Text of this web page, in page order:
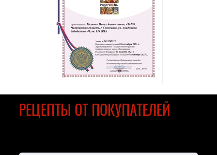
РЕЦЕПТЫ ОТ ПОКУПАТЕЛЕЙ